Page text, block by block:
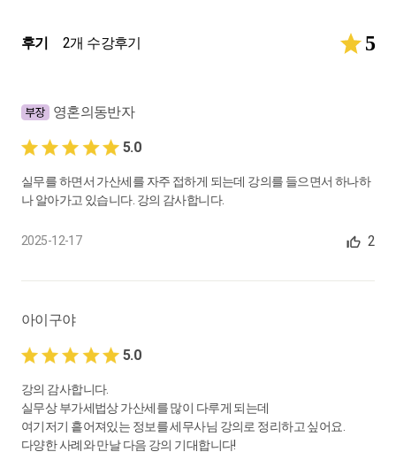
후기 2개 수강후기 5
영혼의동반자
5.0
실무를 하면서 가산세를 자주 접하게 되는데 강의를 들으면서 하나하
나 알아가고 있습니다. 강의 감사합니다.
2025-12-17 2
아이구야
5.0
강의 감사합니다.
실무상 부가세법상 가산세를 많이 다루게 되는데
여기저기 흩어져있는 정보를 세무사님 강의로 정리하고 싶어요.
다양한 사례와 만날 다음 강의 기대합니다!